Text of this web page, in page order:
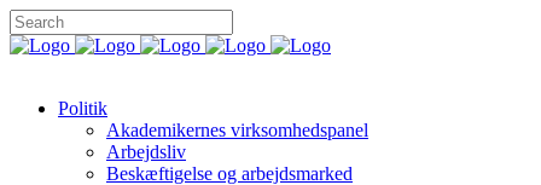
Politik
Akademikernes virksomhedspanel
Arbejdsliv
Beskæftigelse og arbejdsmarked